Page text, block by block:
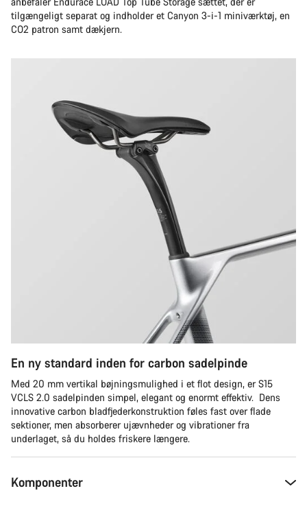
tilgængeligt separat og indholder et Canyon 3-i-1 miniværktøj, en
CO2 patron samt dækjern.
En ny standard inden for carbon sadelpinde
Med 20 mm vertikal bøjningsmulighed i et flot design, er S15
VCLS 2.0 sadelpinden simpel, elegant og enormt effektiv. Dens
innovative carbon bladfjederkonstruktion føles fast over flade
sektioner, men absorberer ujævnheder og vibrationer fra
underlaget, så du holdes friskere længere.
Komponenter